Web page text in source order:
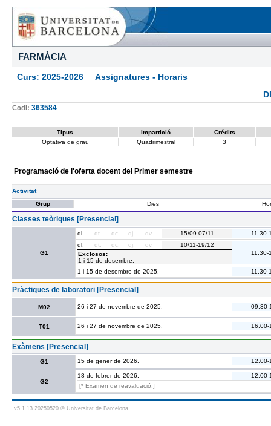
FARMÀCIA
Curs: 2025-2026 Assignatures - Horaris
Codi: 363584
Tipus Impartició
Crédits
Optativa de grau
Quadrimestral 3
Programació de l'oferta docent del Primer semestre
Activitat
Grup
Dies
Classes teòriques [Presencial]
G1
dl. dt. dc. dj. dv. 15/09-07/11
11.30-
dl.
dt. dc. dj. dv.
10/11-19/12
Exclosos:
1 i 15 de desembre.
11.30-
1 i 15 de desembre de 2025. 11.30-
Pràctiques de laboratori [Presencial]
M02 26 i 27 de novembre de 2025. 09.30-
T01 26 i 27 de novembre de 2025. 16.00-
Exàmens [Presencial]
G1 15 de gener de 2026. 12.00-
G2
18 de febrer de 2026.
12.00-
[* Examen de reavaluació.]
v5.1.13 20250520 © Universitat de Barcelona